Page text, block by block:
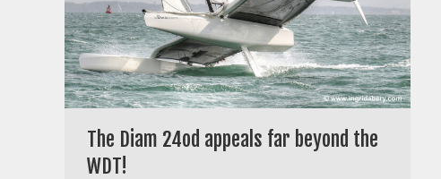
The Diam 24od appeals far beyond the
WDT!